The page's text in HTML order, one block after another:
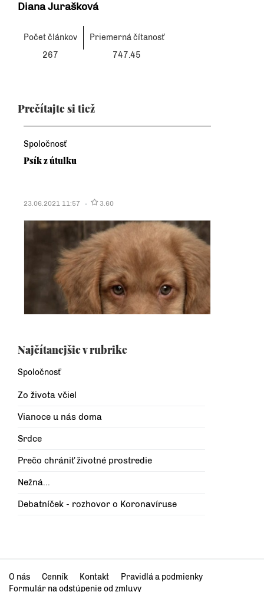
Diana Jurašková
Počet článkov
Priemerná čítanosť
267
747.45
Prečítajte si tiež
Spoločnosť
Psík z útulku
23.06.2021 11:57 3.60
Najčítanejšie v rubrike
Spoločnosť
Zo života včiel
Vianoce u nás doma
Srdce
Prečo chrániť životné prostredie
Nežná...
Debatníček - rozhovor o Koronavíruse
O nás Cenník Kontakt
Pravidlá a podmienky
Formulár na odstúpenie od zmluvy